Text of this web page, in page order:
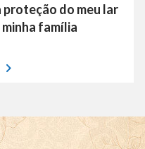
proteção do meu lar
família